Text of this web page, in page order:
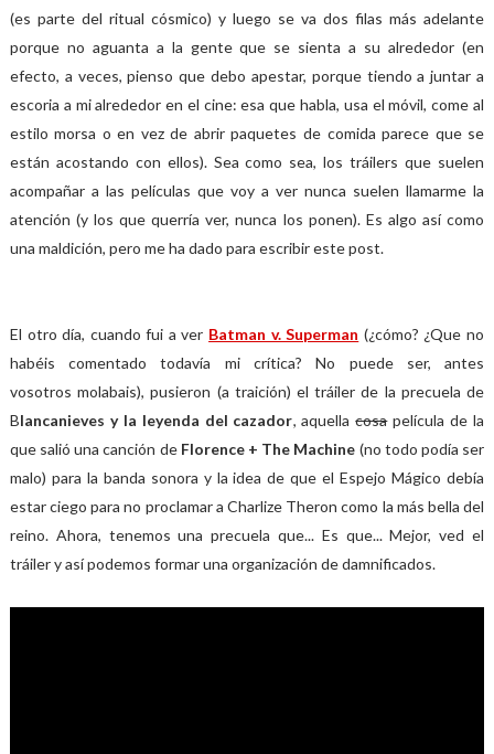
(es parte del ritual cósmico) y luego se va dos filas más adelante
porque no aguanta a la gente que se sienta a su alrededor (en
efecto, a veces, pienso que debo apestar, porque tiendo a juntar a
escoria a mi alrededor en el cine: esa que habla, usa el móvil, come al
estilo morsa o en vez de abrir paquetes de comida parece que se
están acostando con ellos). Sea como sea, los tráilers que suelen
acompañar a las películas que voy a ver nunca suelen llamarme la
atención (y los que querría ver, nunca los ponen). Es algo así como
una maldición, pero me ha dado para escribir este post.
El otro día, cuando fui a ver Batman v. Superman (¿cómo? ¿Que no
habéis comentado todavía mi crítica? No puede ser, antes
vosotros molabais), pusieron (a traición) el tráiler de la precuela de
Blancanieves y la leyenda del cazador, aquellacosapelícula de la
que salió una canción de Florence + The Machine (no todo podía ser
malo) para la banda sonora y la idea de que el Espejo Mágico debía
estar ciego para no proclamar a Charlize Theron como la más bella del
reino. Ahora, tenemos una precuela que... Es que... Mejor, ved el
tráiler y así podemos formar una organización de damnificados.